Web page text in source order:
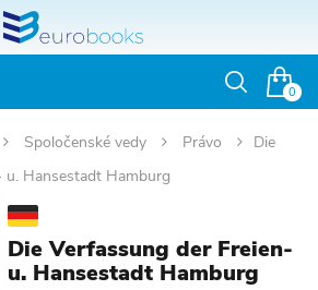
0
Otvoriť
Spoločenské vedy Právo
Die
Hansestadt Hamburg
Die Verfassung der Freien-
u. Hansestadt Hamburg